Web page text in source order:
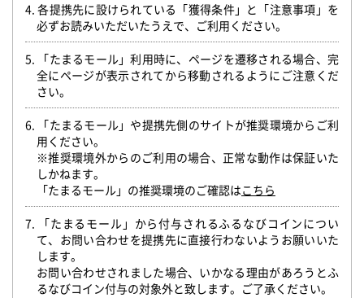
4. 各提携先に設けられている「獲得条件」と「注意事項」を
必ずお読みいただいたうえで、ご利用ください。
5. 「たまるモール」利用時に、ページを遷移される場合、完
全にページが表示されてから移動されるようにご注意くだ
さい。
6. 「たまるモール」や提携先側のサイトが推奨環境からご利
用ください。
※推奨環境外からのご利用の場合、正常な動作は保証いた
しかねます。
「たまるモール」の推奨環境のご確認はこちら
7. 「たまるモール」から付与されるふるなびコインについ
て、お問い合わせを提携先に直接行わないようお願いいた
します。
お問い合わせされました場合、いかなる理由があろうとふ
るなびコイン付与の対象外と致します。ご了承ください。